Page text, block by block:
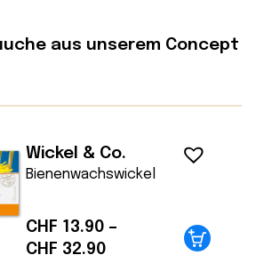
aus unserem Concept
Wickel & Co.
Bienenwachswickel
CHF 13.90 –
CHF 32.90Preisspanne: